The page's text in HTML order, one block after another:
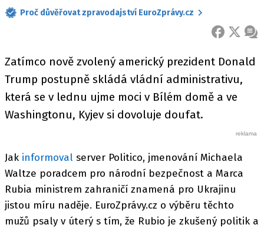
Proč důvěřovat zpravodajství EuroZprávy.cz
FACEBOOK
X
Zatímco nově zvolený americký prezident Donald
Trump postupně skládá vládní administrativu,
která se v lednu ujme moci v Bílém domě a ve
Washingtonu, Kyjev si dovoluje doufat.
Jak informoval server Politico, jmenování Michaela
Waltze poradcem pro národní bezpečnost a Marca
Rubia ministrem zahraničí znamená pro Ukrajinu
jistou míru naděje. EuroZprávy.cz o výběru těchto
mužů psaly v úterý s tím, že Rubio je zkušený politik a